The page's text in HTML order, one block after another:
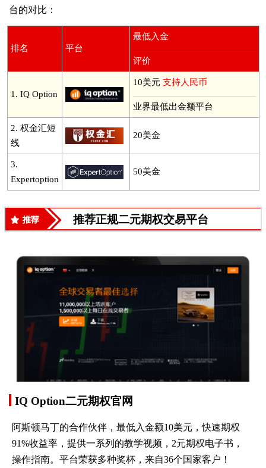
台的对比：
排名 平台
最低入金
评价
1. IQ Option
10美元 支持人民币
业界最低出金额平台
2. 权金汇短
线
20美金
3.
Expertoption
50美金
推荐正规二元期权交易平台
IQ Option二元期权官网
阿斯顿马丁的合作伙伴，最低入金额10美元，快速期权
91%收益率，提供一系列的教学视频，2元期权电子书，
操作指南。平台荣获多种奖杯，来自36个国家客户！